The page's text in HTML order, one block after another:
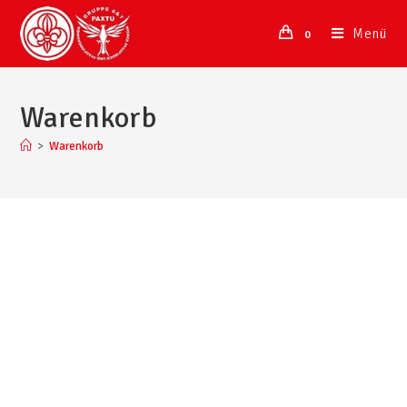
0 Menü
Warenkorb
> Warenkorb